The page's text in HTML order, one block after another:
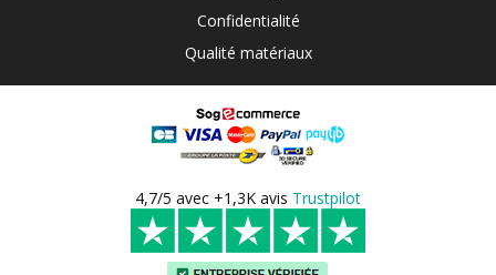
Confidentialité
Qualité matériaux
4,7/5 avec +1,3K avis Trustpilot